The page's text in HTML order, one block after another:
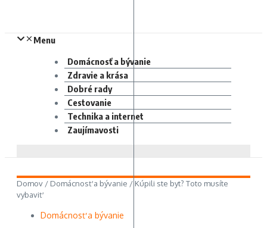
Menu
Domácnosť a bývanie
Zdravie a krása
Dobré rady
Cestovanie
Technika a internet
Zaujímavosti
Domov / Domácnosť a bývanie / Kúpili ste byt? Toto musíte
vybaviť
Domácnosť a bývanie